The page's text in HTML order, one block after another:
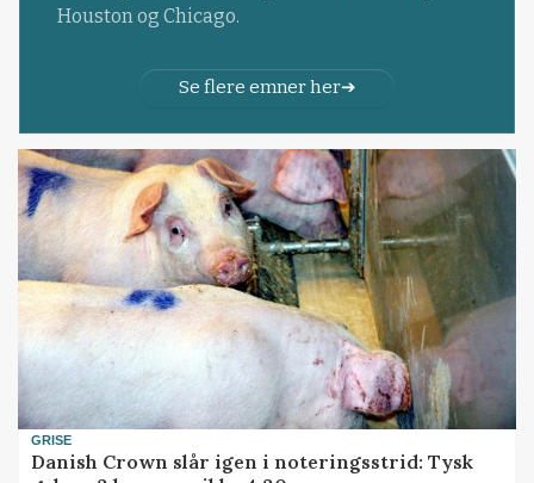
Houston og Chicago.
Se flere emner her
GRISE
Danish Crown slår igen i noteringsstrid: Tysk